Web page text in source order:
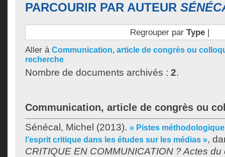
PARCOURIR PAR AUTEUR
Regrouper par Type|
Aller à Communication, article de congrès ou
recherche
Nombre de documents archivés : 2.
Communication, article de congrès ou
Sénécal, Michel (2013). « Pistes
l’esprit critique dans les études sur les médias »,
CRITIQUE EN COMMUNICATION ? Actes du